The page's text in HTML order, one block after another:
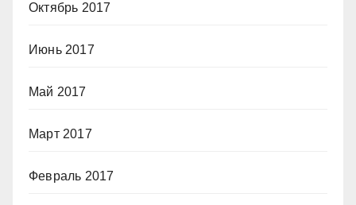
Октябрь 2017
Июнь 2017
Май 2017
Март 2017
Февраль 2017